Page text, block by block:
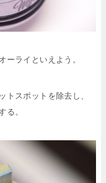
ーライといえよう。
トスポットを除去し、
る。